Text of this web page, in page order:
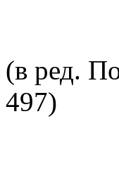
(в ред.
497)